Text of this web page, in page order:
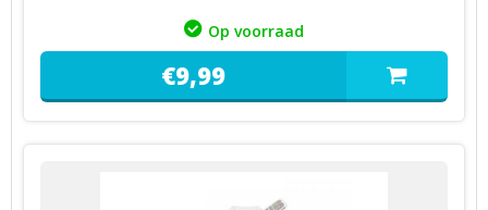
Op voorraad
€9,99